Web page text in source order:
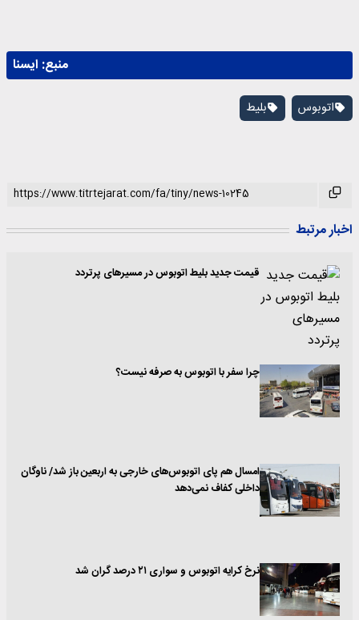
منبع: ايسنا
اتوبوس بلیط
اخبار مرتبط
قیمت جدید بلیط اتوبوس در مسیرهای پرتردد
چرا سفر با اتوبوس به صرفه نیست؟
امسال هم پای اتوبوس‌های خارجی به اربعین باز شد/ ناوگان
داخلی کفاف نمی‌دهد
نرخ کرایه اتوبوس و سواری ۲۱ درصد گران شد